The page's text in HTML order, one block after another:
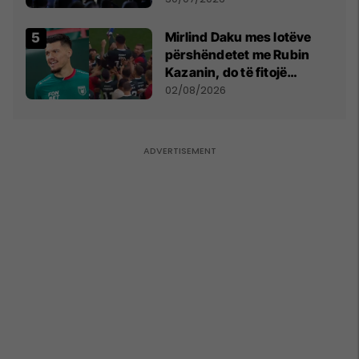
Mirlind Daku mes lotëve
përshëndetet me Rubin
Kazanin, do të fitojë
miliona te Spartak Moska
02/08/2026